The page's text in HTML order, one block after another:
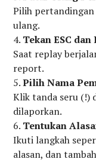
Pilih
ulang.
Tekan ESC
Saat replay
report.
Pilih Nama
Klik tanda seru (!)
dilaporkan.
Tentukan
Ikuti langkah
alasan, dan